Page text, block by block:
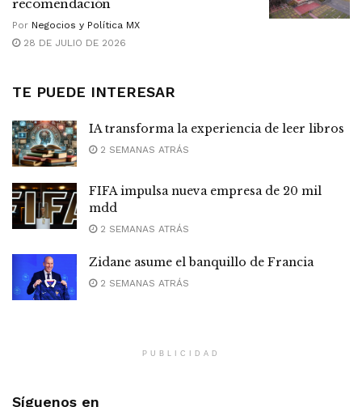
recomendación
Por Negocios y Política MX
28 DE JULIO DE 2026
TE PUEDE INTERESAR
IA transforma la experiencia de leer libros
2 SEMANAS ATRÁS
FIFA impulsa nueva empresa de 20 mil
mdd
2 SEMANAS ATRÁS
Zidane asume el banquillo de Francia
2 SEMANAS ATRÁS
PUBLICIDAD
Síguenos en